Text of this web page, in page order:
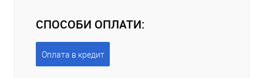
СПОСОБИ ОПЛАТИ:
Оплата в кредит